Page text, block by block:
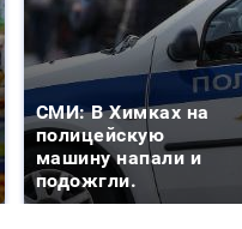
СМИ: В Химках на
полицейскую
машину напали и
подожгли.